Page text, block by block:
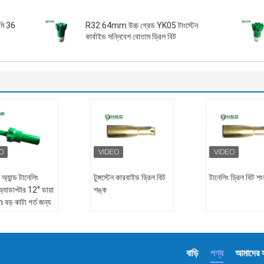
36
R32 64mm উচ্চ গ্রেড YK05 টাংস্টেন
কার্বাইড সন্নিবেশ বোতাম ড্রিল বিট
টানেলিং
12° ডায়া
কাটা গর্ত জন্য
টুঙ্গস্টেন কারবাইড ড্রিল বিট
শঙ্ক
টানেলিং ড্রিল বিট
আমাদের
পণ্য
বাড়ি